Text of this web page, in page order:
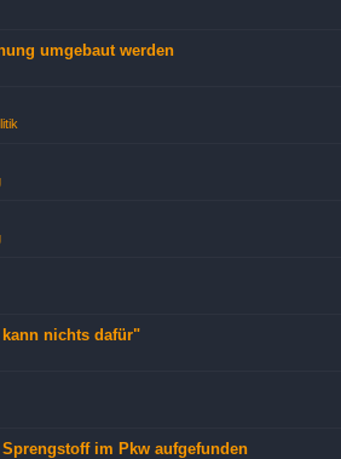
umgebaut werden
nichts dafür"
im Pkw aufgefunden